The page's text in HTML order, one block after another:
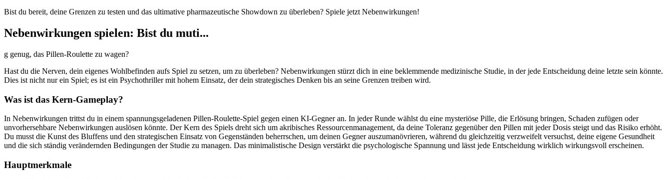
Bist du bereit, deine Grenzen zu testen und das ultimative pharmazeutische Showdown zu überleben? Spiele jetzt Nebenwirkungen!
Nebenwirkungen spielen: Bist du muti...
g genug, das Pillen-Roulette zu wagen?
Hast du die Nerven, dein eigenes Wohlbefinden aufs Spiel zu setzen, um zu überleben? Nebenwirkungen stürzt dich in eine beklemmende medizinische Studie, in der jede Entscheidung deine letzte sein könnte.
Dies ist nicht nur ein Spiel; es ist ein Psychothriller mit hohem Einsatz, der dein strategisches Denken bis an seine Grenzen treiben wird.
Was ist das Kern-Gameplay?
In Nebenwirkungen trittst du in einem spannungsgeladenen Pillen-Roulette-Spiel gegen einen KI-Gegner an. In jeder Runde wählst du eine mysteriöse Pille, die Erlösung bringen, Schaden zufügen oder
unvorhersehbare Nebenwirkungen auslösen könnte. Der Kern des Spiels dreht sich um akribisches Ressourcenmanagement, da deine Toleranz gegenüber den Pillen mit jeder Dosis steigt und das Risiko erhöht.
Du musst die Kunst des Bluffens und den strategischen Einsatz von Gegenständen beherrschen, um deinen Gegner auszumanövrieren, während du gleichzeitig verzweifelt versuchst, deine eigene Gesundheit
und die sich ständig verändernden Bedingungen der Studie zu managen. Das minimalistische Design verstärkt die psychologische Spannung und lässt jede Entscheidung wirklich wirkungsvoll erscheinen.
Hauptmerkmale